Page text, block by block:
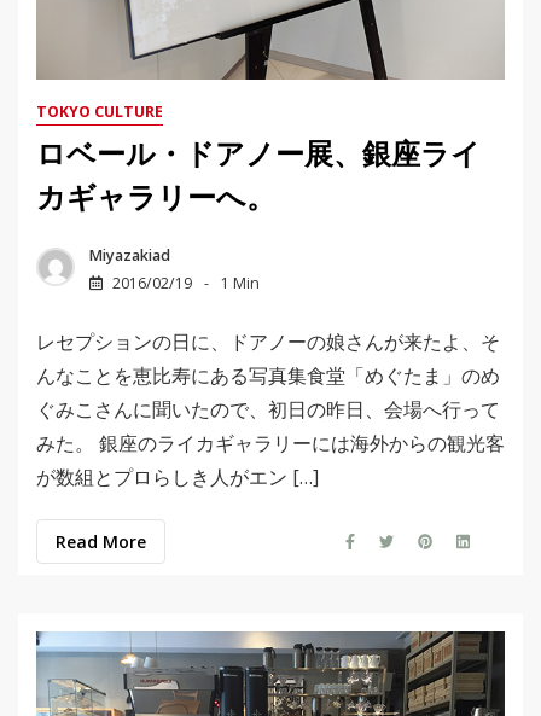
TOKYO CULTURE
ロベール・ドアノー展、銀座ライ
カギャラリーへ。
Miyazakiad
2016/02/19
1 Min
レセプションの日に、ドアノーの娘さんが来たよ、そ
んなことを恵比寿にある写真集食堂「めぐたま」のめ
ぐみこさんに聞いたので、初日の昨日、会場へ行って
みた。 銀座のライカギャラリーには海外からの観光客
が数組とプロらしき人がエン […]
Read More